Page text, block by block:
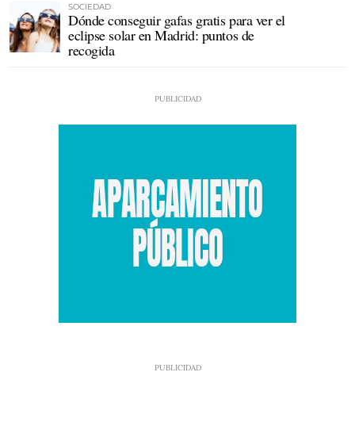
SOCIEDAD
Dónde conseguir gafas gratis para ver el
eclipse solar en Madrid: puntos de
recogida